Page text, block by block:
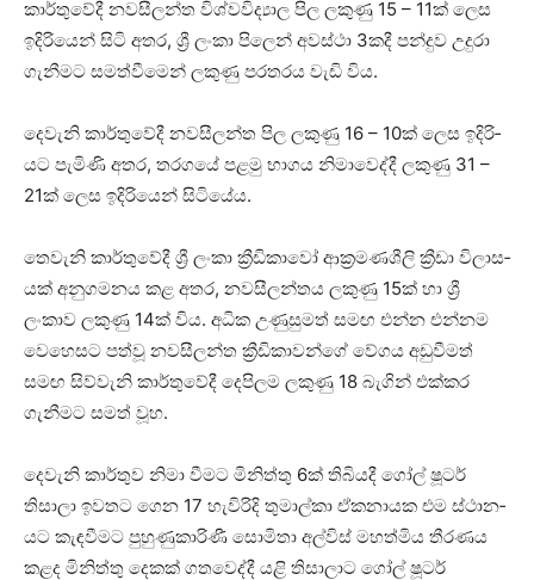
කාර්තු­වේදී නව­සී­ලන්ත විශ්ව­වි­ද්‍යාල පිල ලකුණු 15 – 11ක් ලෙස
ඉදි­රි­යෙන් සිටි අතර, ශ්‍රී ලංකා පි‍ලෙන් අවස්ථා 3කදී පන්දුව උදුරා
ගැනී­මට සම­ත්වී­මෙන් ලකුණු පර­ත­රය වැඩි විය.
දෙවැනි කාර්තු‍වේදී නව­සී­ලන්ත පිල ලකුණු 16 – 10ක් ලෙස ඉදි­රි­
යට පැමිණි අතර, තර­ගයේ පළමු භාගය නිමා­වෙද්දී ලකුණු 31 –
21ක් ලෙස ඉදි­රි­යෙන් සිටි­යේය.
තෙවැනි කාර්තු­වේදී ශ්‍රී ලංකා ක්‍රීඩි­කාවෝ ආක්‍ර­ම­ණ­ශීලි ක්‍රීඩා විලා­ස­
යක් අනු­ග­ම­නය කළ අතර, නව­සී­ල­න්තය ලකුණු 15ක් හා ශ්‍රී
ලංකාව ලකුණු 14ක් විය. අධික උණු­සු­මත් සමඟ එන්න එන්නම
වෙහෙ­සට පත්වූ නව­සී­ලන්ත ක්‍රීඩි­කා­වන්ගේ වේගය අඩු­වී­මත්
සමඟ සිව්වැනි කාර්තු­වේදී දෙපි­ලම ලකුණු 18 බැගින් එක්කර
ගැනී­මට සමත් වූහ.
දෙවැනි කාර්තුව නිමා වීමට මිනිත්තු 6ක් තිබි­යදී ගෝල් ෂූටර්
තිසාලා ඉව­තට ගෙන 17 හැවි­රිදි තුමාල්කා ඒක­නා­යක එම ස්ථාන­
යට කැඳ­වී­මට පුහු­ණු­කා­රිණී සොමිතා අල්විස් මහ­ත්මිය තීර­ණය
කළද මිනිත්තු දෙකක් ගත­වෙද්දී යළි තිසා­ලාට ගෝල් ෂූටර්